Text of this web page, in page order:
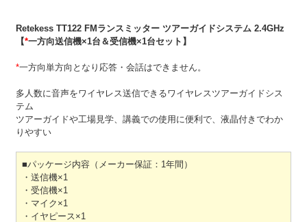
Retekess TT122 FMランスミッター ツアーガイドシステム 2.4GHz
【*一方向送信機×1台＆受信機×1台セット】
*一方向単方向となり応答・会話はできません。
多人数に音声をワイヤレス送信できるワイヤレスツアーガイドシス
テム
ツアーガイドや工場見学、講義での使用に便利で、液晶付きでわか
りやすい
■パッケージ内容（メーカー保証：1年間）
・送信機×1
・受信機×1
・マイク×1
・イヤピース×1